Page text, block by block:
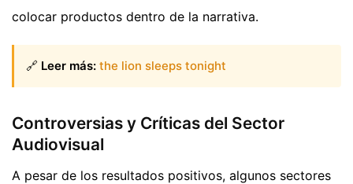
colocar productos dentro de la narrativa.
🔗 Leer más: the lion sleeps tonight
Controversias y Críticas del Sector
Audiovisual
A pesar de los resultados positivos, algunos sectores